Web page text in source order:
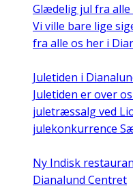
Glædelig jul fra
Vi ville bare lige
fra alle os her i
Juletiden i
Juletiden er over
juletræssalg ved
julekonkurrence
Ny Indisk
Dianalund Centret